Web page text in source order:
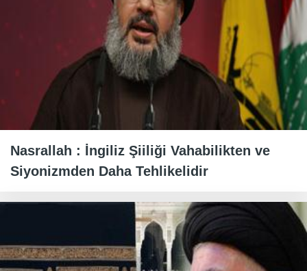
Nasrallah : İngiliz Şiiliği Vahabilikten ve
Siyonizmden Daha Tehlikelidir